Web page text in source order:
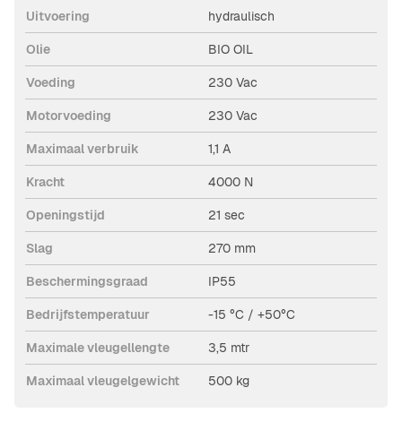
ontgrendeld met een persoonlijke sleutel.
Uitvoering hydraulisch
Olie BIO OIL
Voeding 230 Vac
Motorvoeding 230 Vac
Maximaal verbruik 1,1 A
Kracht 4000 N
Openingstijd 21 sec
Slag 270 mm
Beschermingsgraad IP55
Bedrijfstemperatuur -15 °C / +50°C
Maximale vleugellengte 3,5 mtr
Maximaal vleugelgewicht 500 kg